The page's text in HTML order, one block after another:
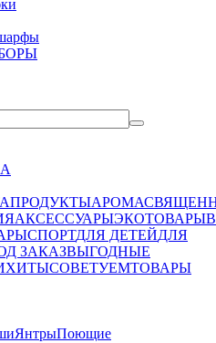
ПРОДУКТЫАРОМА
АКСЕССУАРЫЭКОТОВАРЫ
СПОРТДЛЯ ДЕТЕЙДЛЯ
ЗАКАЗВЫГОДНЫЕ
ХИТЫСОВЕТУЕМТОВАРЫ
ЯнтрыПоющие